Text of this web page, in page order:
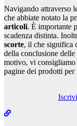
Navigando attraverso
che abbiate notato la
articoli. È importante
scadenza distinta.
scorte, il che significa
della conclusione
motivo, vi consigliamo
pagine dei prodotti